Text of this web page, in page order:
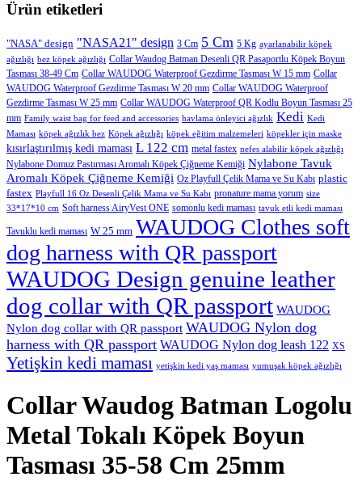
Ürün etiketleri
"NASA" design "NASA21" design 3 Cm 5 Cm 5 Kg ayarlanabilir köpek
ağızlığı bez köpek ağızlığı Collar Waudog Batman Desenli QR Pasaportlu Köpek Boyun
Tasması 38-49 Cm Collar WAUDOG Waterproof Gezdirme Tasması W 15 mm Collar
WAUDOG Waterproof Gezdirme Tasması W 20 mm Collar WAUDOG Waterproof
Gezdirme Tasması W 25 mm Collar WAUDOG Waterproof QR Kodlu Boyun Tasması 25
mm Family waist bag for feed and accessories havlama önleyici ağızlık Kedi Kedi
Maması köpek ağızlık bez Köpek ağızlığı köpek eğitim malzemeleri köpekler için maske
kısırlaştırılmış kedi maması L 122 cm metal fastex nefes alabilir köpek ağızlığı
Nylabone Domuz Pastırması Aromalı Köpek Çiğneme Kemiği Nylabone Tavuk
Aromalı Köpek Çiğneme Kemiği Oz Playfull Çelik Mama ve Su Kabı plastic
fastex Playfull 16 Oz Desenli Çelik Mama ve Su Kabı pronature mama yorum size
33*17*10 cm Soft harness AiryVest ONE somonlu kedi maması tavuk etli kedi maması
Tavuklu kedi maması W 25 mm WAUDOG Clothes soft
dog harness with QR passport
WAUDOG Design genuine leather
dog collar with QR passport WAUDOG
Nylon dog collar with QR passport WAUDOG Nylon dog
harness with QR passport WAUDOG Nylon dog leash 122 XS
Yetişkin kedi maması yetişkin kedi yaş maması yumuşak köpek ağızlığı
Collar Waudog Batman Logolu
Metal Tokalı Köpek Boyun
Tasması 35-58 Cm 25mm